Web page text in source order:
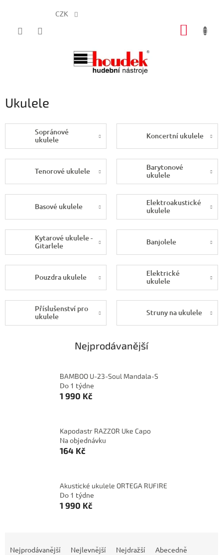
CZK
Ukulele
Sopránové
ukulele
Koncertní ukulele
Tenorové ukulele
Barytonové
ukulele
Basové ukulele
Elektroakustické
ukulele
Kytarové ukulele -
Gitarlele
Banjolele
Pouzdra ukulele
Elektrické
ukulele
Příslušenství pro
ukulele
Struny na ukulele
Nejprodávanější
BAMBOO U-23-Soul Mandala-S
Do 1 týdne
1 990 Kč
Kapodastr RAZZOR Uke Capo
Na objednávku
164 Kč
Akustické ukulele ORTEGA RUFIRE
Do 1 týdne
1 990 Kč
Nejprodávanější Nejlevnější Nejdražší Abecedně